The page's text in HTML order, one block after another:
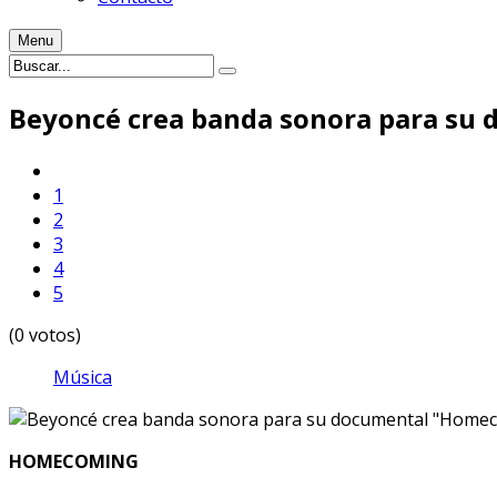
Menu
Beyoncé crea banda sonora para
1
2
3
4
5
(0 votos)
Música
HOMECOMING